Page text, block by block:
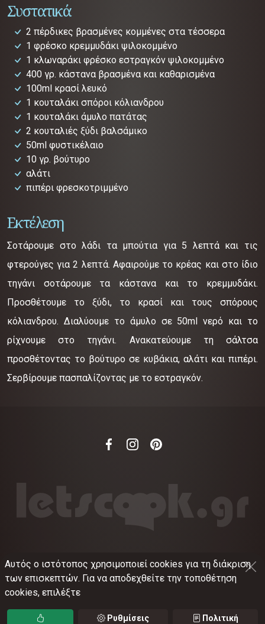
Συστατικά
2 πέρδικες βρασμένες κομμένες στα τέσσερα
1 φρέσκο κρεμμυδάκι ψιλοκομμένο
1 κλωναράκι φρέσκο εστραγκόν ψιλοκομμένο
400 γρ. κάστανα βρασμένα και καθαρισμένα
100ml κρασί λευκό
1 κουταλάκι σπόροι κόλιανδρου
1 κουταλάκι άμυλο πατάτας
2 κουταλιές ξύδι βαλσάμικο
50ml φυστικέλαιο
10 γρ. βούτυρο
αλάτι
πιπέρι φρεσκοτριμμένο
Εκτέλεση
Σοτάρουμε στο λάδι τα μπούτια για 5 λεπτά και τις
φτερούγες για 2 λεπτά. Αφαιρούμε το κρέας και στο ίδιο
τηγάνι σοτάρουμε τα κάστανα και το κρεμμυδάκι.
Προσθέτουμε το ξύδι, το κρασί και τους σπόρους
κόλιανδρου. Διαλύουμε το άμυλο σε 50ml νερό και το
ρίχνουμε στο τηγάνι. Ανακατεύουμε τη σάλτσα
προσθέτοντας το βούτυρο σε κυβάκια, αλάτι και πιπέρι.
Σερβίρουμε πασπαλίζοντας με το εστραγκόν.
©2012-2026 LETSCOOK.GRΑριθμός ΓΕΜΗ:
021375326001
Όροι χρήσης•Πολιτική απορρήτου
cookies• Ρυθμίσεις cookies
Αυτός ο ιστότοπος χρησιμοποιεί cookies για τη διάκριση
των επισκεπτών. Για να αποδεχθείτε την τοποθέτηση
cookies, επιλέξτε
Ρυθμίσεις Πολιτική